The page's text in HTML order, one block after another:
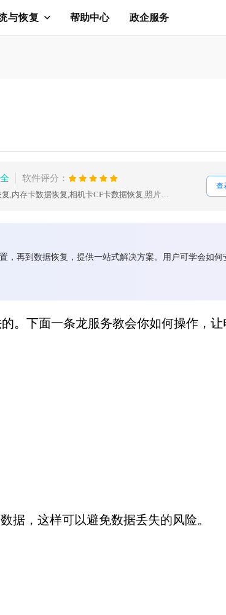
与恢复 帮助中心 政企服务
软件评分：
数据恢复,U盘数据恢复,硬盘数据恢复,电脑数据恢复,文件数据恢复,内存卡数据恢复,相机卡CF卡数据恢复,照片恢复,sd卡数据恢复
查
，再到数据恢复，提供一站式解决方案。用户可学会如
。下面一条龙服务教会你如何操作，让
据，这样可以避免数据丢失的风险。